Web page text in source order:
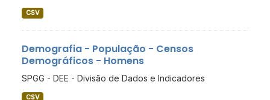
CSV
Demografia - População - Censos
Demográficos - Homens
SPGG - DEE - Divisão de Dados e Indicadores
CSV